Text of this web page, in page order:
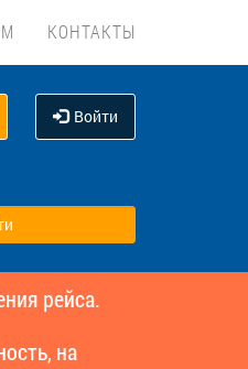
КОНТАКТЫ
Войти
рейса.
на